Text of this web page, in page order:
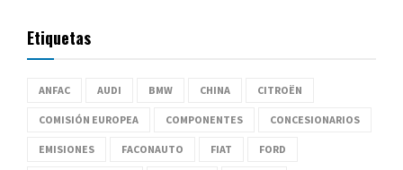
Etiquetas
ANFAC AUDI BMW CHINA CITROËN
COMISIÓN EUROPEA COMPONENTES CONCESIONARIOS
EMISIONES FACONAUTO FIAT FORD